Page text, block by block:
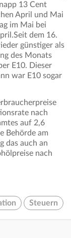
13 Cent
April und Mai
im Mai bei
dem 16.
günstiger als
des Monats
E10. Dieser
war E10 sogar
nach
auf 2,6
Behörde am
das auch an
nach
Steuern